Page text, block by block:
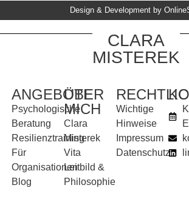
Design & Development by
CLARA
MISTEREK
ANGEBOTE
Psychologische
Beratung
Resilienztraining
Für
Organisationen
Blog
ÜBER
MICH
Clara
Misterek
Vita
Leitbild &
Philosophie
Wichtige
Hinweise
Impressum
Datenschutz